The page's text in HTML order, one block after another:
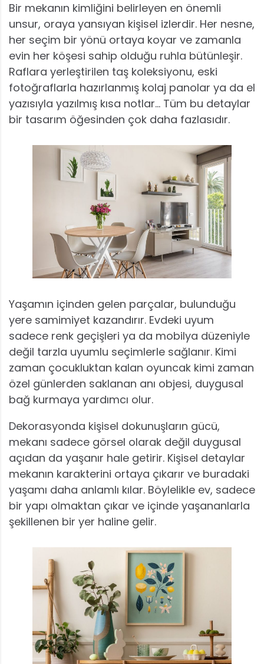
Bir mekanın kimliğini belirleyen en önemli
unsur, oraya yansıyan kişisel izlerdir. Her nesne,
her seçim bir yönü ortaya koyar ve zamanla
evin her köşesi sahip olduğu ruhla bütünleşir.
Raflara yerleştirilen taş koleksiyonu, eski
fotoğraflarla hazırlanmış kolaj panolar ya da el
yazısıyla yazılmış kısa notlar… Tüm bu detaylar
bir tasarım öğesinden çok daha fazlasıdır.
Yaşamın içinden gelen parçalar, bulunduğu
yere samimiyet kazandırır. Evdeki uyum
sadece renk geçişleri ya da mobilya düzeniyle
değil tarzla uyumlu seçimlerle sağlanır. Kimi
zaman çocukluktan kalan oyuncak kimi zaman
özel günlerden saklanan anı objesi, duygusal
bağ kurmaya yardımcı olur.
Dekorasyonda kişisel dokunuşların gücü,
mekanı sadece görsel olarak değil duygusal
açıdan da yaşanır hale getirir. Kişisel detaylar
mekanın karakterini ortaya çıkarır ve buradaki
yaşamı daha anlamlı kılar. Böylelikle ev, sadece
bir yapı olmaktan çıkar ve içinde yaşananlarla
şekillenen bir yer haline gelir.